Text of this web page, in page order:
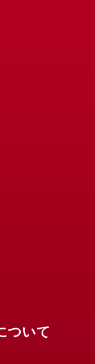
ついて